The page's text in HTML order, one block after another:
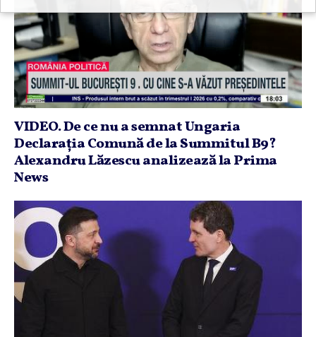
VIDEO. De ce nu a semnat Ungaria
Declaraţia Comună de la Summitul B9?
Alexandru Lăzescu analizează la Prima
News